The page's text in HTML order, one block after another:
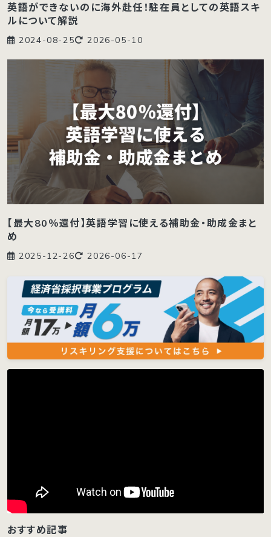
英語ができないのに海外赴任！駐在員としての英語スキ
ルについて解説
2024-08-25 2026-05-10
【最大80％還付】英語学習に使える補助金・助成金まと
め
2025-12-26 2026-06-17
おすすめ記事